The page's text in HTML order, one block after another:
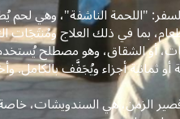
"اللحمة الناشفة"، وهي
بما في ذلك العلاج ومُنتَجَات
أو الشقاق، وهو مصطلح
ثمانية أجزاء ويُجَفَّف بالكامل.
الزمن، هي السندويشات،